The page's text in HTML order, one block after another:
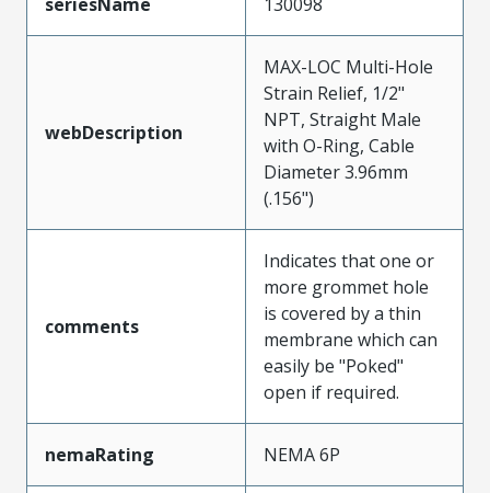
webDescription
MAX-LOC Multi-Hole
Strain Relief, 1/2"
NPT, Straight Male
with O-Ring, Cable
Diameter 3.96mm
(.156")
comments
Indicates that one or
more grommet hole
is covered by a thin
membrane which can
easily be "Poked"
open if required.
nemaRating NEMA 6P